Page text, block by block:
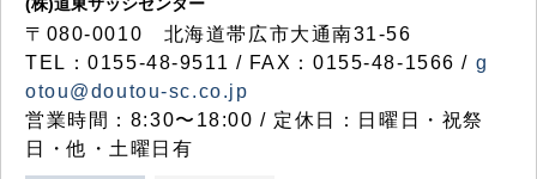
〒080-0010 北海道帯広市大通南31-56
TEL：0155-48-9511 / FAX：0155-48-1566 / g
otou@doutou-sc.co.jp
営業時間：8:30〜18:00 / 定休日：日曜日・祝祭
日・他・土曜日有